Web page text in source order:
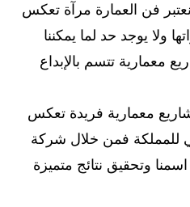
فن العمارة مرآة تعكس
ولا يوجد حد لما يمكننا
معمارية تتسم بالإبداع
معمارية فريدة تعكس
للمملكة فمن خلال شركة
وتحقيق نتائج متميزة